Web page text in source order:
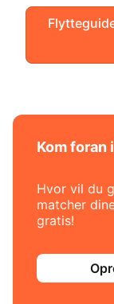
Kom foran
Hvor vil du
matcher
gratis!